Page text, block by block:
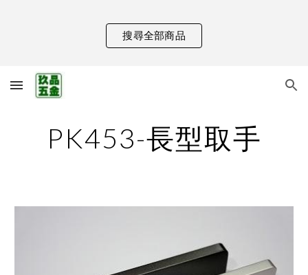
Skip to main content
搜尋全部商品
PK453-長型取手